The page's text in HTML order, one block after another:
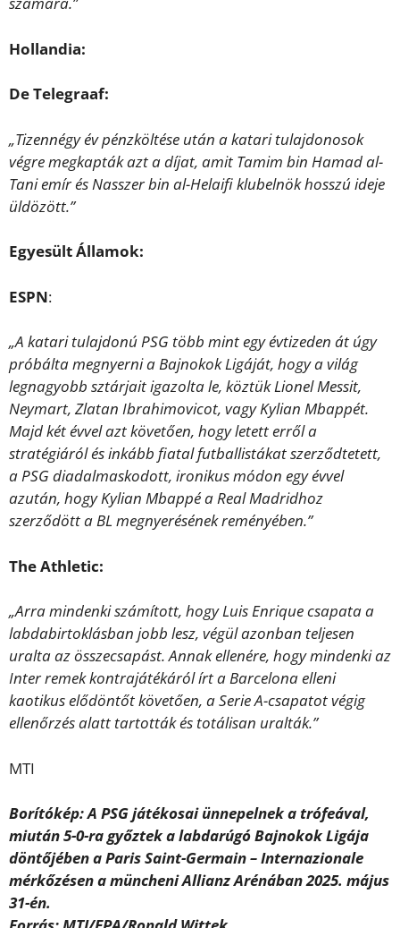
Hollandia:
De Telegraaf:
„Tizennégy év pénzköltése után a katari tulajdonosok
végre megkapták azt a díjat, amit Tamim bin Hamad al-
Tani emír és Nasszer bin al-Helaifi klubelnök hosszú ideje
üldözött.”
Egyesült Államok:
ESPN:
„A katari tulajdonú PSG több mint egy évtizeden át úgy
próbálta megnyerni a Bajnokok Ligáját, hogy a világ
legnagyobb sztárjait igazolta le, köztük Lionel Messit,
Neymart, Zlatan Ibrahimovicot, vagy Kylian Mbappét.
Majd két évvel azt követően, hogy letett erről a
stratégiáról és inkább fiatal futballistákat szerződtetett,
a PSG diadalmaskodott, ironikus módon egy évvel
azután, hogy Kylian Mbappé a Real Madridhoz
szerződött a BL megnyerésének reményében.”
The Athletic:
„Arra mindenki számított, hogy Luis Enrique csapata a
labdabirtoklásban jobb lesz, végül azonban teljesen
uralta az összecsapást. Annak ellenére, hogy mindenki az
Inter remek kontrajátékáról írt a Barcelona elleni
kaotikus elődöntőt követően, a Serie A-csapatot végig
ellenőrzés alatt tartották és totálisan uralták.”
MTI
Borítókép: A PSG játékosai ünnepelnek a trófeával,
miután 5-0-ra győztek a labdarúgó Bajnokok Ligája
döntőjében a Paris Saint-Germain – Internazionale
mérkőzésen a müncheni Allianz Arénában 2025. május
31-én.